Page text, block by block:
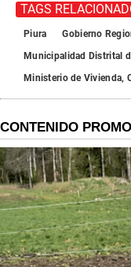
TAGS
Piura
Gobierno
Municipalidad Distrital
Ministerio de Vivienda,